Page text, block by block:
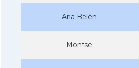
Ana Belén
Montse